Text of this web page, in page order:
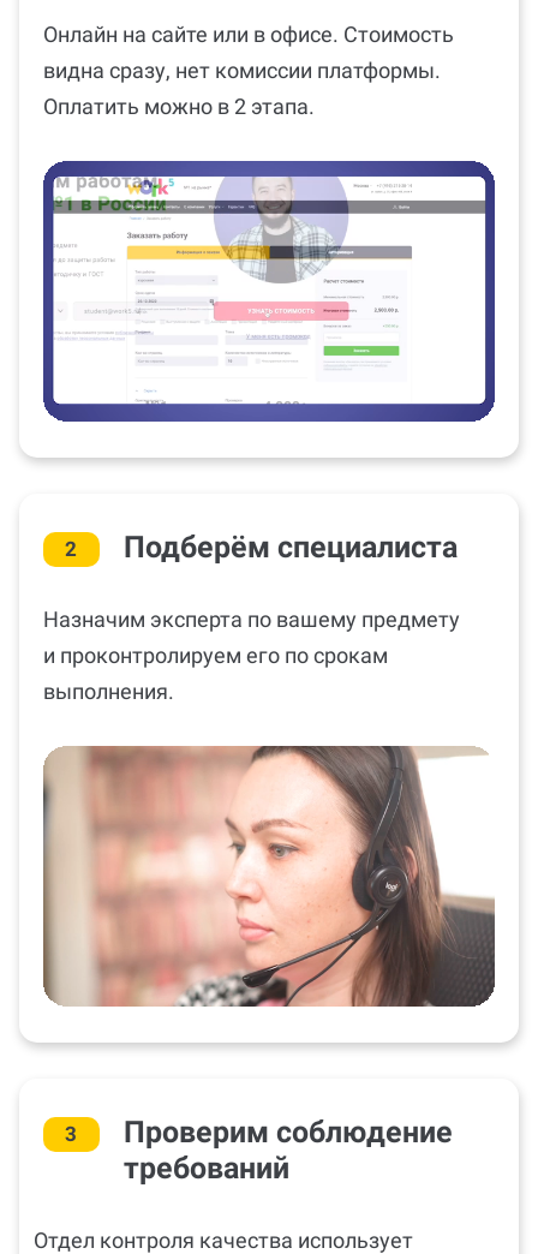
Онлайн на сайте или в офисе. Стоимость
видна сразу, нет комиссии платформы.
Оплатить можно в 2 этапа.
2 Подберём специалиста
Назначим эксперта по вашему предмету
и проконтролируем его по срокам
выполнения.
3
Проверим соблюдение
требований
Отдел контроля качества использует